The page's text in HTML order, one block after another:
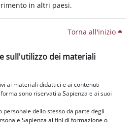
in altri paesi.
Torna all'inizio
sull'utilizzo dei materiali
ai materiali didattici e ai contenuti
sono riservati a Sapienza e ai suoi
personale dello stesso da parte degli
Sapienza ai fini di formazione o